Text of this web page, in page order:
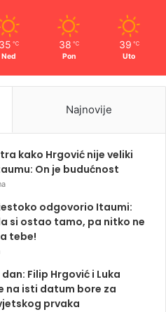
35 ℃
Ned
38 ℃
Pon
39 ℃
Uto
Najnovije
kako Hrgović nije veliki
On je budućnost
odgovorio Itaumi:
si ostao tamo, pa nitko ne
tebe!
Filip Hrgović i Luka
na isti datum bore za
prvaka